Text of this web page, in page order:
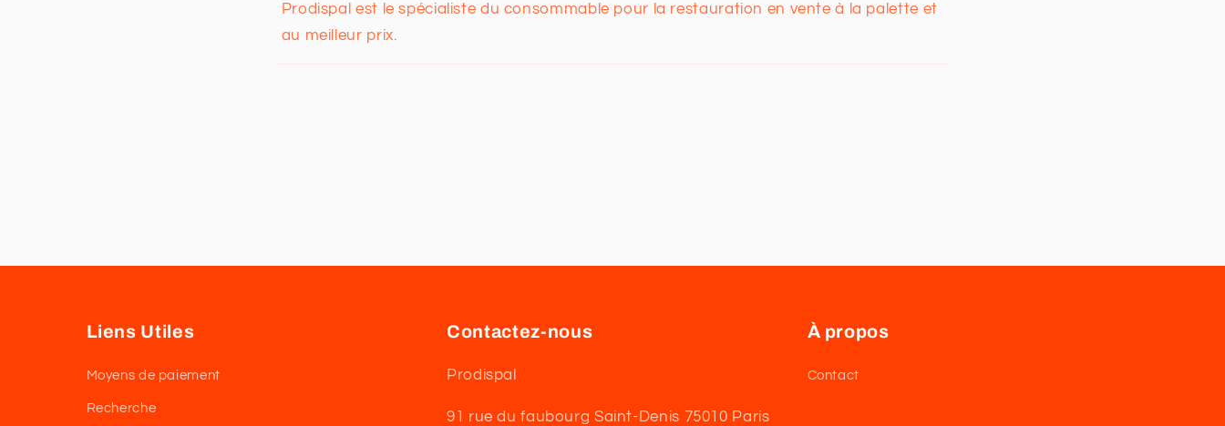
Prodispal est le spécialiste du consommable pour la restauration en vente à la palette et
au meilleur prix.
Liens Utiles
Moyens de paiement
Recherche
Contactez-nous
Prodispal
91 rue du faubourg Saint-Denis 75010 Paris
À propos
Contact